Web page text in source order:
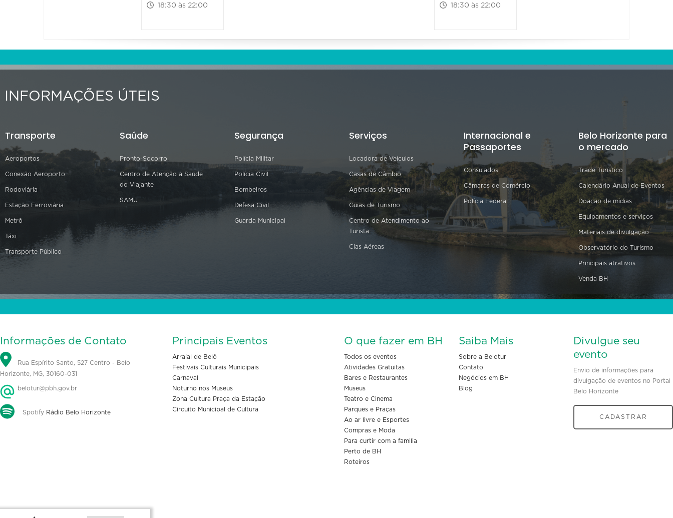
18:30 às 22:00
18:30 às 22:00
INFORMAÇÕES ÚTEIS
Transporte
Aeroportos
Conexão Aeroporto
Rodoviária
Estação Ferroviária
Metrô
Táxi
Transporte Público
Saúde
Pronto-Socorro
Centro de Atenção à Saúde
do Viajante
SAMU
Segurança
Polícia Militar
Polícia Civil
Bombeiros
Defesa Civil
Guarda Municipal
Serviços
Locadora de Veículos
Casas de Câmbio
Agências de Viagem
Guias de Turismo
Centro de Atendimento ao
Turista
Cias Aéreas
Internacional e
Passaportes
Consulados
Câmaras de Comércio
Polícia Federal
Belo Horizonte para
o mercado
Trade Turístico
Calendário Anual de Eventos
Doação de mídias
Equipamentos e serviços
Materiais de divulgação
Observatório do Turismo
Principais atrativos
Venda BH
Informações de Contato
Rua Espírito Santo, 527 Centro - Belo
Horizonte, MG, 30160-031
belotur@pbh.gov.br
Spotify Rádio Belo Horizonte
Principais Eventos
Arraial de Belô
Festivais Culturais Municipais
Carnaval
Noturno nos Museus
Zona Cultura Praça da Estação
Circuito Municipal de Cultura
O que fazer em BH
Todos os eventos
Atividades Gratuitas
Bares e Restaurantes
Museus
Teatro e Cinema
Parques e Praças
Ao ar livre e Esportes
Compras e Moda
Para curtir com a familia
Perto de BH
Roteiros
Saiba Mais
Sobre a Belotur
Contato
Negócios em BH
Blog
Divulgue seu
evento
Envio de informações para
divulgação de eventos no Portal
Belo Horizonte
CADASTRAR